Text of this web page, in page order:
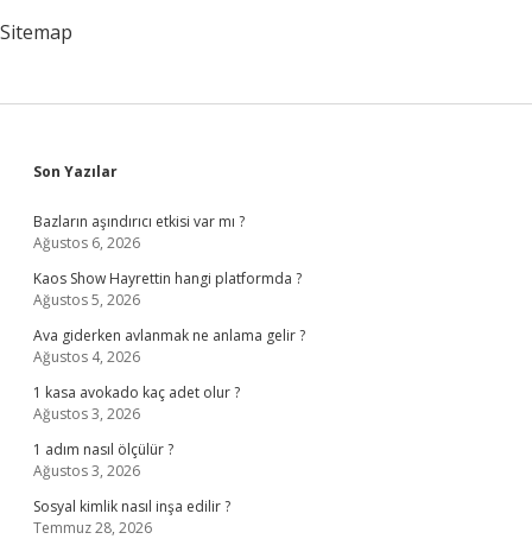
Sitemap
Sidebar
Son Yazılar
Bazların aşındırıcı etkisi var mı ?
Ağustos 6, 2026
Kaos Show Hayrettin hangi platformda ?
Ağustos 5, 2026
Ava giderken avlanmak ne anlama gelir ?
Ağustos 4, 2026
1 kasa avokado kaç adet olur ?
Ağustos 3, 2026
1 adım nasıl ölçülür ?
Ağustos 3, 2026
Sosyal kimlik nasıl inşa edilir ?
Temmuz 28, 2026